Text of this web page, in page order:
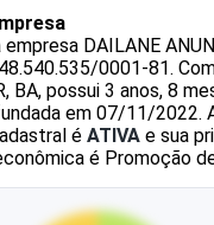
empresa DAILANE
48.540.535/0001-81.
BA, possui 3 anos, 8
em 07/11/2022.
é ATIVA e sua
é Promoção